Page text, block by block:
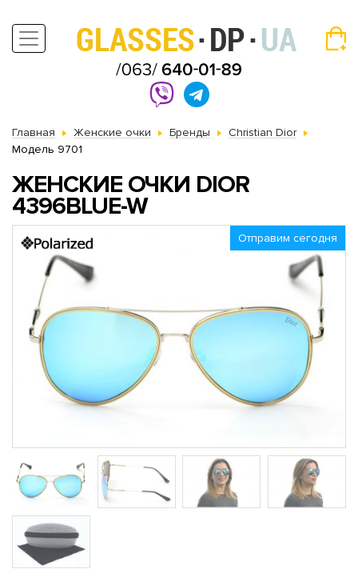
Главная Женские очки Бренды
Christian Dior
Модель 9701
ЖЕНСКИЕ ОЧКИ DIOR
4396BLUE-W
Отправим сегодня